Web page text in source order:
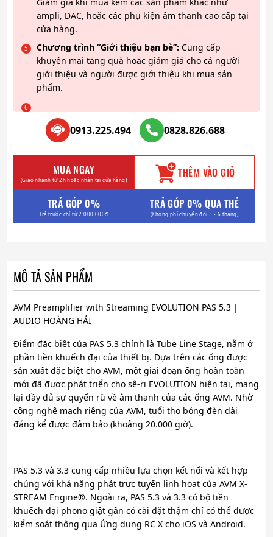
ampli, DAC, hoặc các phụ kiện âm thanh cao cấp tại
cửa hàng.
Chương trình “Giới thiệu bạn bè”: Cung cấp
khuyến mại tặng quà hoặc giảm giá cho cả người
giới thiệu và người được giới thiệu khi mua sản
phẩm.
0913.225.494 0828.826.688
MUA NGAY
(Giao nhanh từ 2h hoặc nhận tại cửa hàng) THÊM VÀO GIỎ
TRẢ GÓP 0%
Trả trước chỉ từ 2.000.000đ
TRẢ GÓP 0% QUA THẺ
(Không phí chuyển đổi 3 - 6 tháng)
MÔ TẢ SẢN PHẨM
AVM Preamplifier with Streaming EVOLUTION PAS 5.3 |
AUDIO HOÀNG HẢI
Điểm đặc biệt của PAS 5.3 chính là Tube Line Stage, nằm ở
phần tiền khuếch đại của thiết bị. Dựa trên các ống được
sản xuất đặc biệt cho AVM, một giai đoạn ống hoàn toàn
mới đã được phát triển cho sê-ri EVOLUTION hiện tại, mang
lại đầy đủ sự quyến rũ về âm thanh của các ống AVM. Nhờ
công nghệ mạch riêng của AVM, tuổi thọ bóng đèn dài
đáng kể được đảm bảo (khoảng 20.000 giờ).
PAS 5.3 và 3.3 cung cấp nhiều lựa chọn kết nối và kết hợp
chúng với khả năng phát trực tuyến linh hoạt của AVM X-
STREAM Engine®. Ngoài ra, PAS 5.3 và 3.3 có bộ tiền
khuếch đại phono giật gân có cài đặt thậm chí có thể được
kiểm soát thông qua Ứng dụng RC X cho iOS và Android.